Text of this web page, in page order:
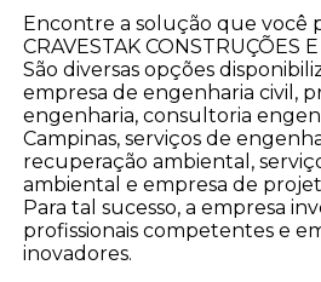
Encontre a solução que você
CRAVESTAK CONSTRUÇÕES
São diversas opções
empresa de engenharia civil,
engenharia, consultoria
Campinas, serviços de
recuperação ambiental,
ambiental e empresa de
Para tal sucesso, a empresa
profissionais competentes e
inovadores.